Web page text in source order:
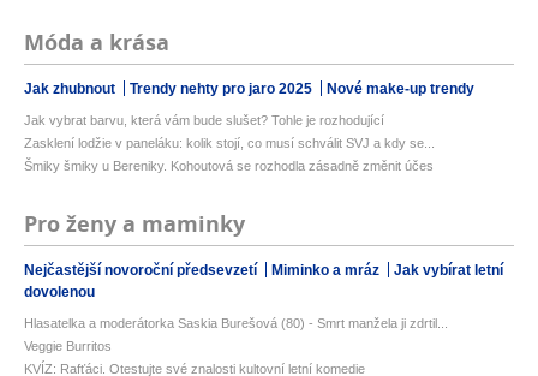
Móda a krása
Jak zhubnout Trendy nehty pro jaro 2025 Nové make-up trendy
Jak vybrat barvu, která vám bude slušet? Tohle je rozhodující
Zasklení lodžie v paneláku: kolik stojí, co musí schválit SVJ a kdy se...
Šmiky šmiky u Bereniky. Kohoutová se rozhodla zásadně změnit účes
Pro ženy a maminky
Nejčastější novoroční předsevzetí Miminko a mráz
Jak vybírat letní
dovolenou
Hlasatelka a moderátorka Saskia Burešová (80) - Smrt manžela ji zdrtil...
Veggie Burritos
KVÍZ: Rafťáci. Otestujte své znalosti kultovní letní komedie